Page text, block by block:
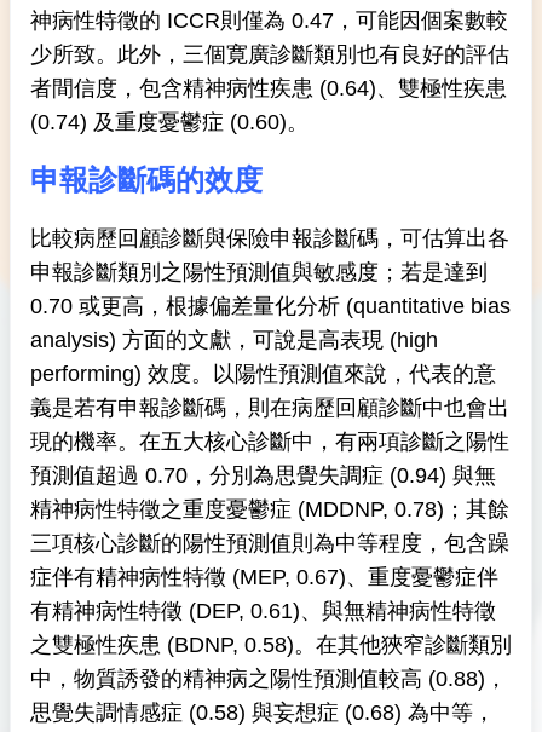
神病性特徵的 ICCR則僅為 0.47，可能因個案數較
少所致。此外，三個寛廣診斷類別也有良好的評估
者間信度，包含精神病性疾患 (0.64)、雙極性疾患
(0.74) 及重度憂鬱症 (0.60)。
申報診斷碼的效度
比較病歷回顧診斷與保險申報診斷碼，可估算出各
申報診斷類別之陽性預測值與敏感度；若是達到
0.70 或更高，根據偏差量化分析 (quantitative bias
analysis) 方面的文獻，可說是高表現 (high
performing) 效度。以陽性預測值來說，代表的意
義是若有申報診斷碼，則在病歷回顧診斷中也會出
現的機率。在五大核心診斷中，有兩項診斷之陽性
預測值超過 0.70，分別為思覺失調症 (0.94) 與無
精神病性特徵之重度憂鬱症 (MDDNP, 0.78)；其餘
三項核心診斷的陽性預測值則為中等程度，包含躁
症伴有精神病性特徵 (MEP, 0.67)、重度憂鬱症伴
有精神病性特徵 (DEP, 0.61)、與無精神病性特徵
之雙極性疾患 (BDNP, 0.58)。在其他狹窄診斷類別
中，物質誘發的精神病之陽性預測值較高 (0.88)，
思覺失調情感症 (0.58) 與妄想症 (0.68) 為中等，